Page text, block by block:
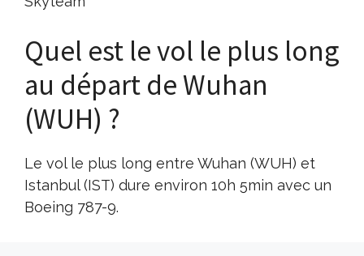
Quel est le vol le plus long
au départ de Wuhan
(WUH) ?
Le vol le plus long entre Wuhan (WUH) et
Istanbul (IST) dure environ 10h 5min avec un
Boeing 787-9.